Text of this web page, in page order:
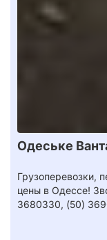
Одеське
Грузоперевозки,
цены в Одессе!
3680330, (50)